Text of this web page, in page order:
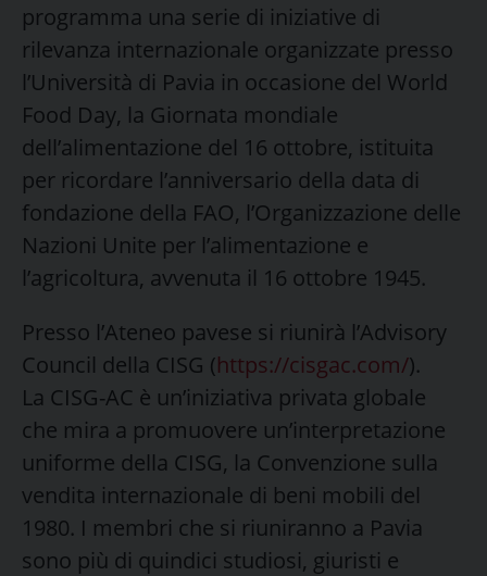
programma una serie di iniziative di
rilevanza internazionale organizzate presso
l’Università di Pavia in occasione del World
Food Day, la Giornata mondiale
dell’alimentazione del 16 ottobre, istituita
per ricordare l’anniversario della data di
fondazione della FAO, l’Organizzazione delle
Nazioni Unite per l’alimentazione e
l’agricoltura, avvenuta il 16 ottobre 1945.
Presso l’Ateneo pavese si riunirà l’Advisory
Council della CISG (https://cisgac.com/).
La CISG-AC è un’iniziativa privata globale
che mira a promuovere un’interpretazione
uniforme della CISG, la Convenzione sulla
vendita internazionale di beni mobili del
1980. I membri che si riuniranno a Pavia
sono più di quindici studiosi, giuristi e